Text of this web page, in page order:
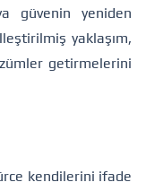
güvenin yeniden
yaklaşım,
getirmelerini
kendilerini ifade